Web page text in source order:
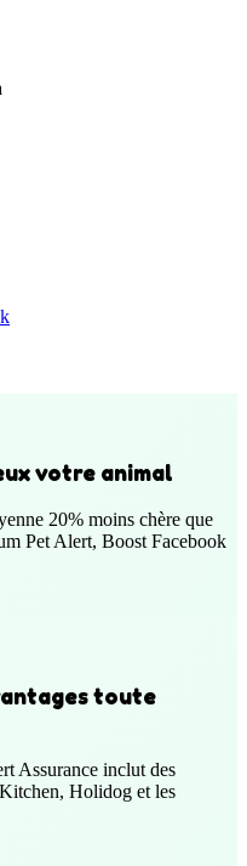
votre animal
20% moins chère que
Pet Alert, Boost Facebook
toute
Assurance inclut des
Holidog et les